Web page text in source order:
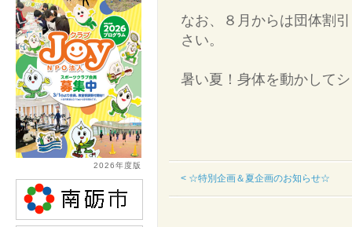
なお、８月からは団体割
さい。
暑い夏！身体を動かして
< ☆特別企画＆夏企画のお知らせ☆
2026年度版